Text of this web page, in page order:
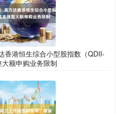
香港恒生综合小型股指数（QDII-
额申购业务限制